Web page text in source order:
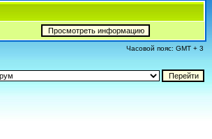
Часовой пояс: GMT + 3